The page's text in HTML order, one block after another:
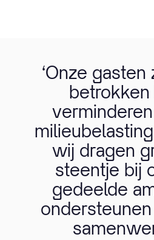
‘Onze
wij dragen
steentje bij
gedeelde